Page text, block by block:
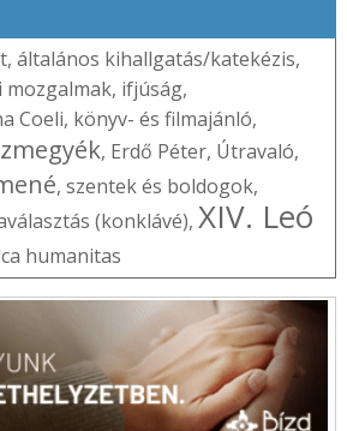
, általános kihallgatás/katekézis,
mozgalmak, ifjúság,
Coeli, könyv- és filmajánló,
, Erdő Péter, Útravaló,
, szentek és boldogok,
(konklávé), XIV. Leó
humanitas